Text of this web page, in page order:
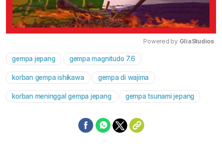
Powered by GliaStudios
gempa jepang gempa magnitudo 7.6
korban gempa ishikawa gempa di wajima
korban meninggal gempa jepang gempa tsunami jepang